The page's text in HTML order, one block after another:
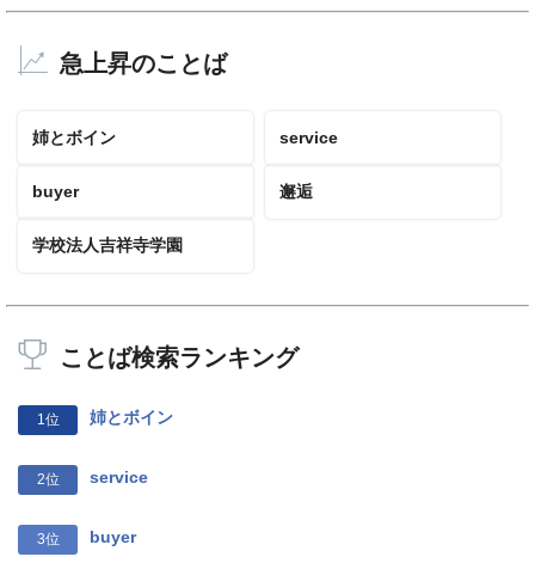
急上昇のことば
姉とボイン service
buyer 邂逅
学校法人吉祥寺学園
ことば検索ランキング
1位 姉とボイン
2位 service
3位 buyer